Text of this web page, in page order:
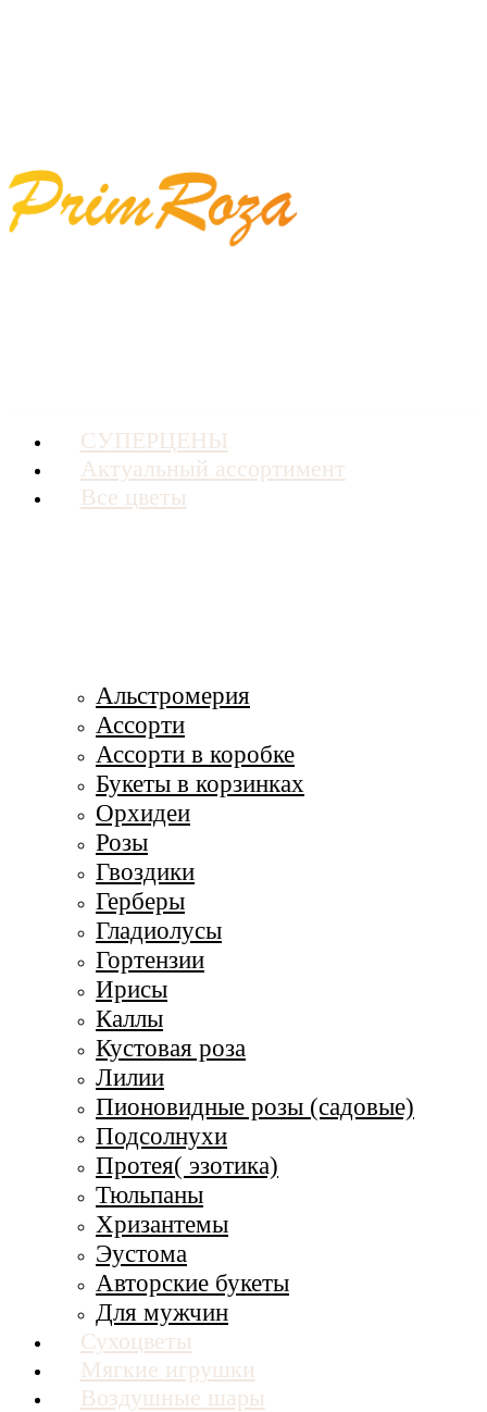
СУПЕРЦЕНЫ
Актуальный ассортимент
Все цветы
Альстромерия
Ассорти
Ассорти в коробке
Букеты в корзинках
Орхидеи
Розы
Гвоздики
Герберы
Гладиолусы
Гортензии
Ирисы
Каллы
Кустовая роза
Лилии
Пионовидные розы (садовые)
Подсолнухи
Протея( эзотика)
Тюльпаны
Хризантемы
Эустома
Авторские букеты
Для мужчин
Сухоцветы
Мягкие игрушки
Воздушные шары